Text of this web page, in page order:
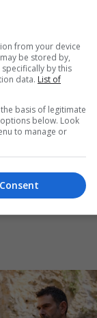
from your device
be stored by,
by this
data. List of
basis of legitimate
below. Look
to manage or
Consent